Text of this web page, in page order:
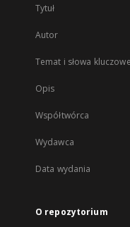
Tytuł
Autor
Temat i słowa kluczowe
Opis
Współtwórca
Wydawca
Data wydania
O repozytorium